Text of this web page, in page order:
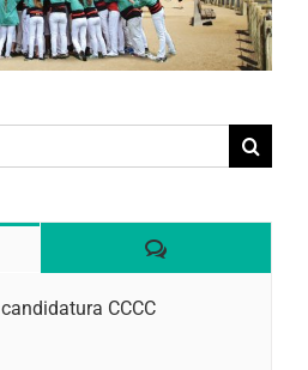
Comentaris
CCCC